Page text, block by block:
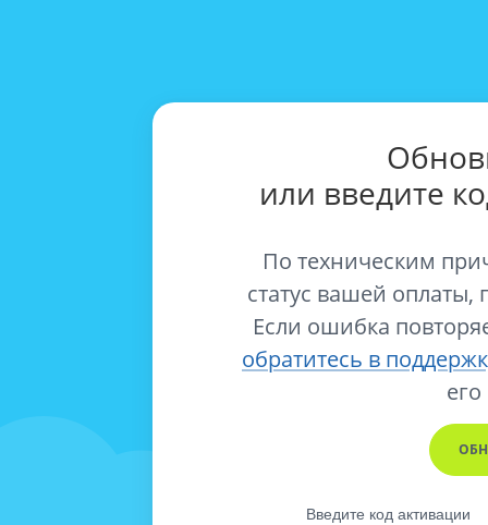
или введите
По техническим
статус вашей оплаты,
Если ошибка
обратитесь в
его
Введите код активации